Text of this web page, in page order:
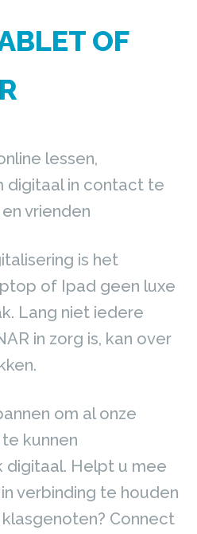
OF
lessen,
digitaal in contact te
vrienden
is het
of Ipad geen luxe
Lang niet iedere
in zorg is, kan over
om al onze
kunnen
digitaal. Helpt u mee
verbinding te houden
Connect